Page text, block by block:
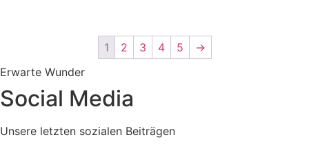
Varianten
auf.
Optionen
können
der
1 2 3 4 5
→
Erwarte Wunder
Social Media
Unsere letzten sozialen Beiträgen